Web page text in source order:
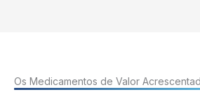
Os Medicamentos de Valor